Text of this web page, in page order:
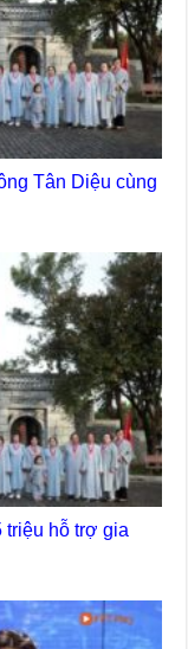
Tân Diệu cùng
triệu hỗ trợ gia